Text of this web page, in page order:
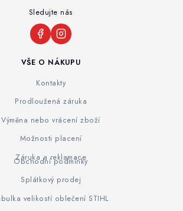
VŠE O NÁKUPU
Kontakty
Prodloužená záruka
Výměna nebo vrácení zboží
Možnosti placení
Záruka a reklamace
Obchodní podmínky
Splátkový prodej
velikostí oblečení STIHL
Sledujte nás